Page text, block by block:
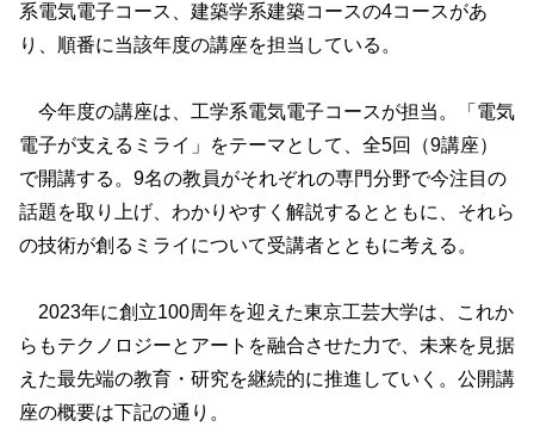
系電気電子コース、建築学系建築コースの4コースがあ
り、順番に当該年度の講座を担当している。
今年度の講座は、工学系電気電子コースが担当。「電気
電子が支えるミライ」をテーマとして、全5回（9講座）
で開講する。9名の教員がそれぞれの専門分野で今注目の
話題を取り上げ、わかりやすく解説するとともに、それら
の技術が創るミライについて受講者とともに考える。
2023年に創立100周年を迎えた東京工芸大学は、これか
らもテクノロジーとアートを融合させた力で、未来を見据
えた最先端の教育・研究を継続的に推進していく。公開講
座の概要は下記の通り。